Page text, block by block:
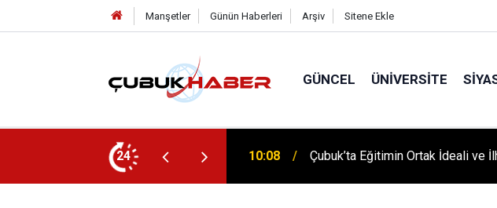
Manşetler Günün Haberleri Arşiv Sitene Ekle
GÜNCEL ÜNIVERSITE
24 12:06 ÇUBUK’TA ‘YAZA MERHABA’